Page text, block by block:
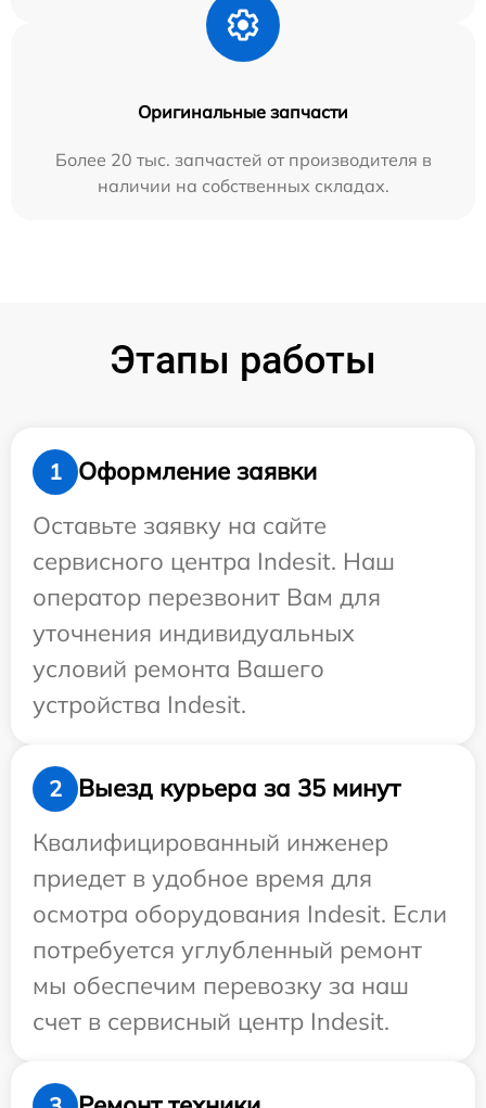
Оригинальные запчасти
Более 20 тыс. запчастей от производителя в
наличии на собственных складах.
Этапы работы
1
Оформление заявки
Оставьте заявку на сайте
сервисного центра Indesit. Наш
оператор перезвонит Вам для
уточнения индивидуальных
условий ремонта Вашего
устройства Indesit.
2
Выезд курьера за 35 минут
Квалифицированный инженер
приедет в удобное время для
осмотра оборудования Indesit. Если
потребуется углубленный ремонт
мы обеспечим перевозку за наш
счет в сервисный центр Indesit.